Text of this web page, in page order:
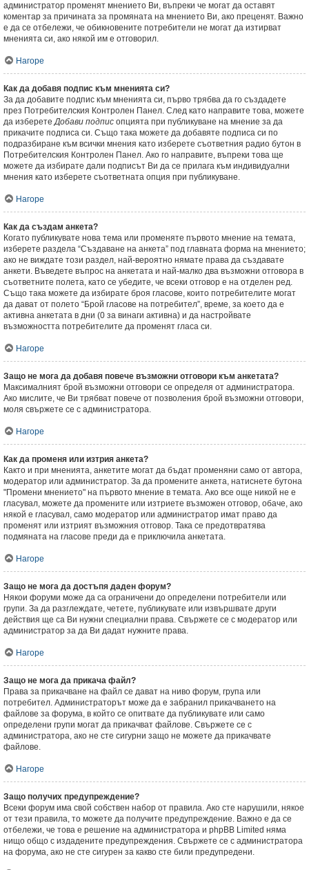
администратор променят мнението Ви, въпреки че могат да оставят
коментар за причината за промяната на мнението Ви, ако преценят. Важно
е да се отбележи, че обикновените потребители не могат да изтирват
мненията си, ако някой им е отговорил.
Нагоре
Как да добавя подпис към мненията си?
За да добавите подпис към мненията си, първо трябва да го създадете
през Потребителския Контролен Панел. След като направите това, можете
да изберетеДобави подпис опцията при публикуване на мнение за да
прикачите подписа си. Също така можете да добавяте подписа си по
подразбиране към всички мнения като изберете съответния радио бутон в
Потребителския Контролен Панел. Ако го направите, въпреки това ще
можете да избирате дали подписът Ви да се прилага към индивидуални
мнения като изберете съответната опция при публикуване.
Нагоре
Как да създам анкета?
Когато публикувате нова тема или променяте първото мнение на темата,
изберете раздела “Създаване на анкета” под главната форма на мнението;
ако не виждате този раздел, най-вероятно нямате права да създавате
анкети. Въведете въпрос на анкетата и най-малко два възможни отговора в
съответните полета, като се убедите, че всеки отговор е на отделен ред.
Също така можете да избирате броя гласове, които потребителите могат
да дават от полето “Брой гласове на потребител”, време, за което да е
активна анкетата в дни (0 за винаги активна) и да настройвате
възможността потребителите да променят гласа си.
Нагоре
Защо не мога да добавя повече възможни отговори към анкетата?
Максималният брой възможни отговори се определя от администратора.
Ако мислите, че Ви трябват повече от позволения брой възможни отговори,
моля свържете се с администратора.
Нагоре
Как да променя или изтрия анкета?
Както и при мненията, анкетите могат да бъдат променяни само от автора,
модератор или администратор. За да промените анкета, натиснете бутона
"Промени мнението" на първото мнение в темата. Ако все още никой не е
гласувал, можете да промените или изтриете възможен отговор, обаче, ако
някой е гласувал, само модератор или администратор имат право да
променят или изтрият възможния отговор. Така се предотвратява
подмяната на гласове преди да е приключила анкетата.
Нагоре
Защо не мога да достъпя даден форум?
Някои форуми може да са ограничени до определени потребители или
групи. За да разглеждате, четете, публикувате или извършвате други
действия ще са Ви нужни специални права. Свържете се с модератор или
администратор за да Ви дадат нужните права.
Нагоре
Защо не мога да прикача файл?
Права за прикачване на файл се дават на ниво форум, група или
потребител. Администраторът може да е забранил прикачването на
файлове за форума, в който се опитвате да публикувате или само
определени групи могат да прикачват файлове. Свържете се с
администратора, ако не сте сигурни защо не можете да прикачвате
файлове.
Нагоре
Защо получих предупреждение?
Всеки форум има свой собствен набор от правила. Ако сте нарушили, някое
от тези правила, то можете да получите предупреждение. Важно е да се
отбележи, че това е решение на администратора и phpBB Limited няма
нищо общо с издадените предупреждения. Свържете се с администратора
на форума, ако не сте сигурен за какво сте били предупредени.